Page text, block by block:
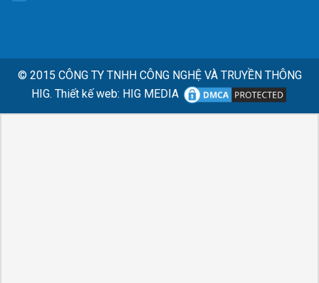
© 2015 CÔNG TY TNHH CÔNG NGHỆ VÀ TRUYỀN THÔNG
HIG. Thiết kế web: HIG MEDIA